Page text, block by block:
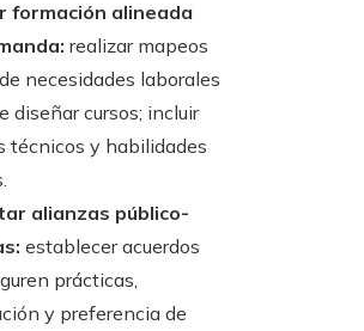
formación alineada
realizar mapeos
necesidades laborales
diseñar cursos; incluir
técnicos y habilidades
alianzas público-
establecer acuerdos
prácticas,
y preferencia de